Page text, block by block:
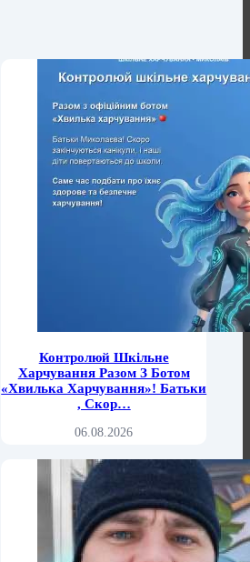
Контролюй Шкільне
Харчування Разом З Ботом
«Хвилька Харчування»! Батьки
, Скор…
06.08.2026